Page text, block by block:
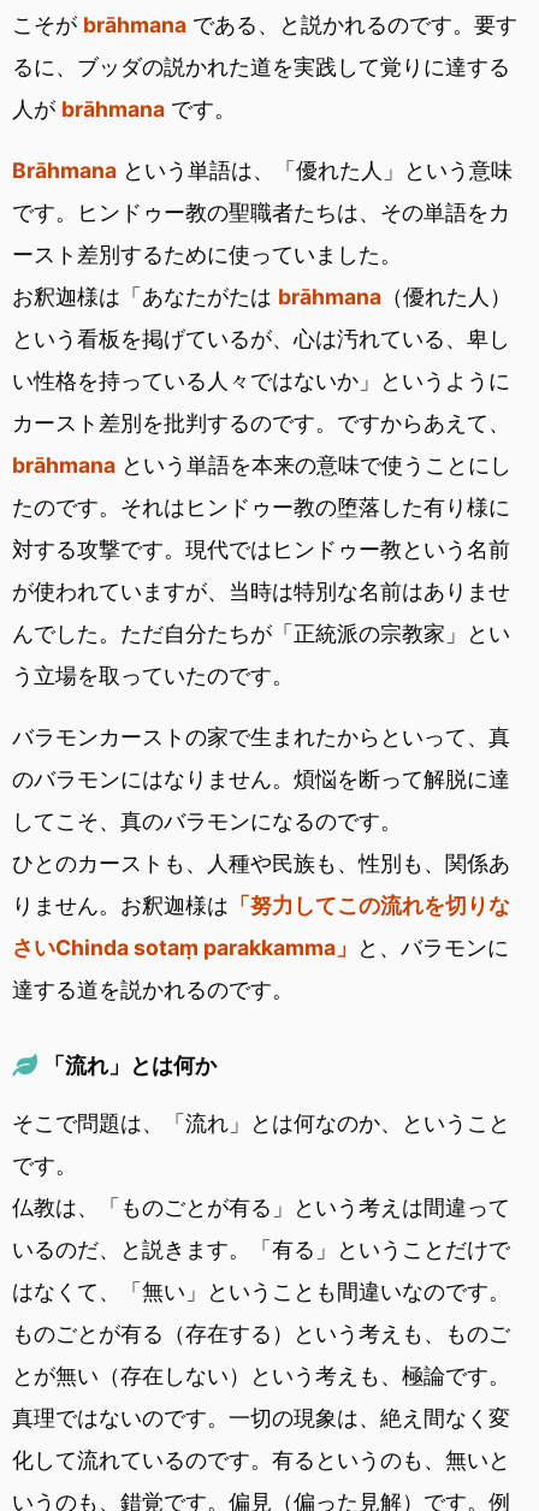
こそが brāhmana である、と説かれるのです。要す
るに、ブッダの説かれた道を実践して覚りに達する
人が brāhmana です。
Brāhmana という単語は、「優れた人」という意味
です。ヒンドゥー教の聖職者たちは、その単語をカ
ースト差別するために使っていました。
お釈迦様は「あなたがたは brāhmana （優れた人）
という看板を掲げているが、心は汚れている、卑し
い性格を持っている人々ではないか」というように
カースト差別を批判するのです。ですからあえて、
brāhmana という単語を本来の意味で使うことにし
たのです。それはヒンドゥー教の堕落した有り様に
対する攻撃です。現代ではヒンドゥー教という名前
が使われていますが、当時は特別な名前はありませ
んでした。ただ自分たちが「正統派の宗教家」とい
う立場を取っていたのです。
バラモンカーストの家で生まれたからといって、真
のバラモンにはなりません。煩悩を断って解脱に達
してこそ、真のバラモンになるのです。
ひとのカーストも、人種や民族も、性別も、関係あ
りません。お釈迦様は 「努力してこの流れを切りな
さいChinda sotaṃ parakkamma」
と、バラモンに
達する道を説かれるのです。
「流れ」とは何か
そこで問題は、「流れ」とは何なのか、ということ
です。
仏教は、「ものごとが有る」という考えは間違って
いるのだ、と説きます。「有る」ということだけで
はなくて、「無い」ということも間違いなのです。
ものごとが有る（存在する）という考えも、ものご
とが無い（存在しない）という考えも、極論です。
真理ではないのです。一切の現象は、絶え間なく変
化して流れているのです。有るというのも、無いと
いうのも、錯覚です。偏見（偏った見解）です。例